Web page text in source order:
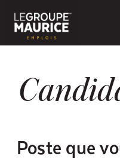
Poste que